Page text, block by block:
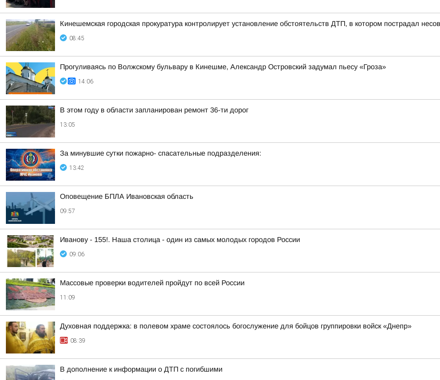
Кинешемская городская прокуратура контролирует установление обстоятельств ДТП, в котором пострадал
08:45
Прогуливаясь по Волжскому бульвару в Кинешме, Александр Островский задумал пьесу «Гроза»
14:06
В этом году в области запланирован ремонт 36-ти дорог
13:05
За минувшие сутки пожарно- спасательные подразделения:
13:42
Оповещение БПЛА Ивановская область
09:57
Иванову - 155!. Наша столица - один из самых молодых городов России
09:06
Массовые проверки водителей пройдут по всей России
11:09
Духовная поддержка: в полевом храме состоялось богослужение для бойцов группировки войск «Днепр»
08:39
В дополнение к информации о ДТП с погибшими